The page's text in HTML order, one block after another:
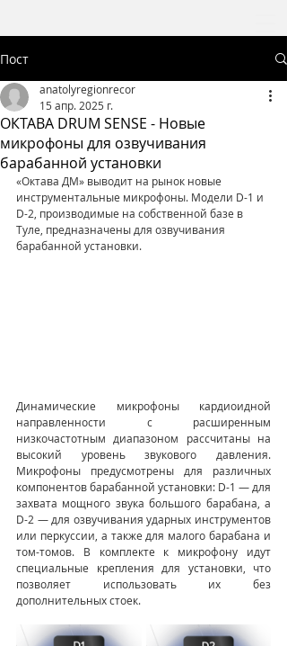
Пост
ОКТАВА DRUM SENSE - Новые
микрофоны для озвучивания
барабанной установки
anatolyregionrecor
15 апр. 2025 г.
«Октава ДМ» выводит на рынок новые
инструментальные микрофоны. Модели D-1 и
D-2, производимые на собственной базе в
Туле, предназначены для озвучивания
барабанной установки.
Динамические микрофоны кардиоидной
направленности с расширенным
низкочастотным диапазоном рассчитаны на
высокий уровень звукового давления.
Микрофоны предусмотрены для различных
компонентов барабанной установки: D-1 — для
захвата мощного звука большого барабана, а
D-2 — для озвучивания ударных инструментов
или перкуссии, а также для малого барабана и
том-томов. В комплекте к микрофону идут
специальные крепления для установки, что
позволяет использовать их без
дополнительных стоек.